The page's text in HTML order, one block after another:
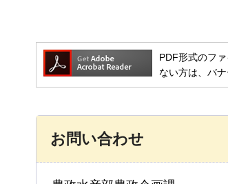
PDF形式のフ
ない方は、バ
お問い合わせ